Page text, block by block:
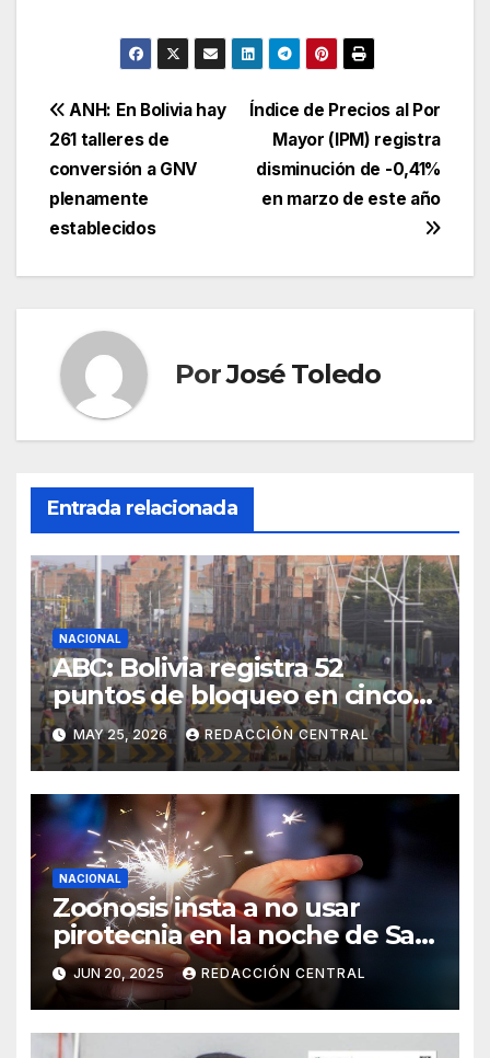
Navegación
de
entradas
Índice de Precios al Por
Mayor (IPM) registra
disminución de -0,41%
en marzo de este año
ANH: En Bolivia hay
261 talleres de
conversión a GNV
plenamente
establecidos
PorJosé Toledo
Entrada relacionada
NACIONAL
ABC: Bolivia registra 52
puntos de bloqueo en cinco
departamentos
MAY 25, 2026 REDACCIÓN CENTRAL
NACIONAL
Zoonosis insta a no usar
pirotecnia en la noche de San
Juan
JUN 20, 2025 REDACCIÓN CENTRAL